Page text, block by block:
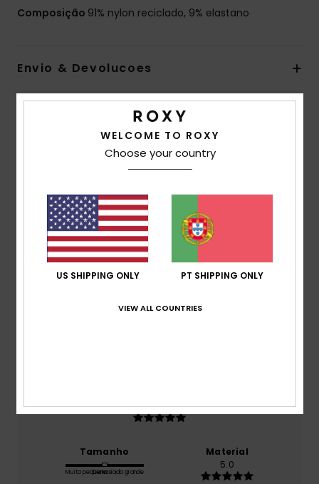
Composição 91% nylon reciclado, 9% elastano
Envio & Devolucoes
Avaliações dos clientes
5.0/5
baseado em2 avaliações verificadasdesde Março
5.0
Tamanho
Muito pequenoDemasiado grande
Material
5.0
WELCOME TO ROXY
Choose your country
US SHIPPING ONLY PT SHIPPING ONLY
VIEW ALL COUNTRIES